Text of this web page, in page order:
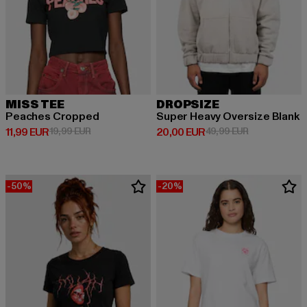
MISS TEE
Peaches Cropped
11,99 EUR
Derzeitiger Preis: 11,99 EUR
19,99 EURAktionspreis: 19,99 EUR
DROPSIZE
Super Heavy Oversize Blank
20,00 EUR
Derzeitiger Preis: 20,00 EUR
49,99 EURAktionspreis:
-50% -20%